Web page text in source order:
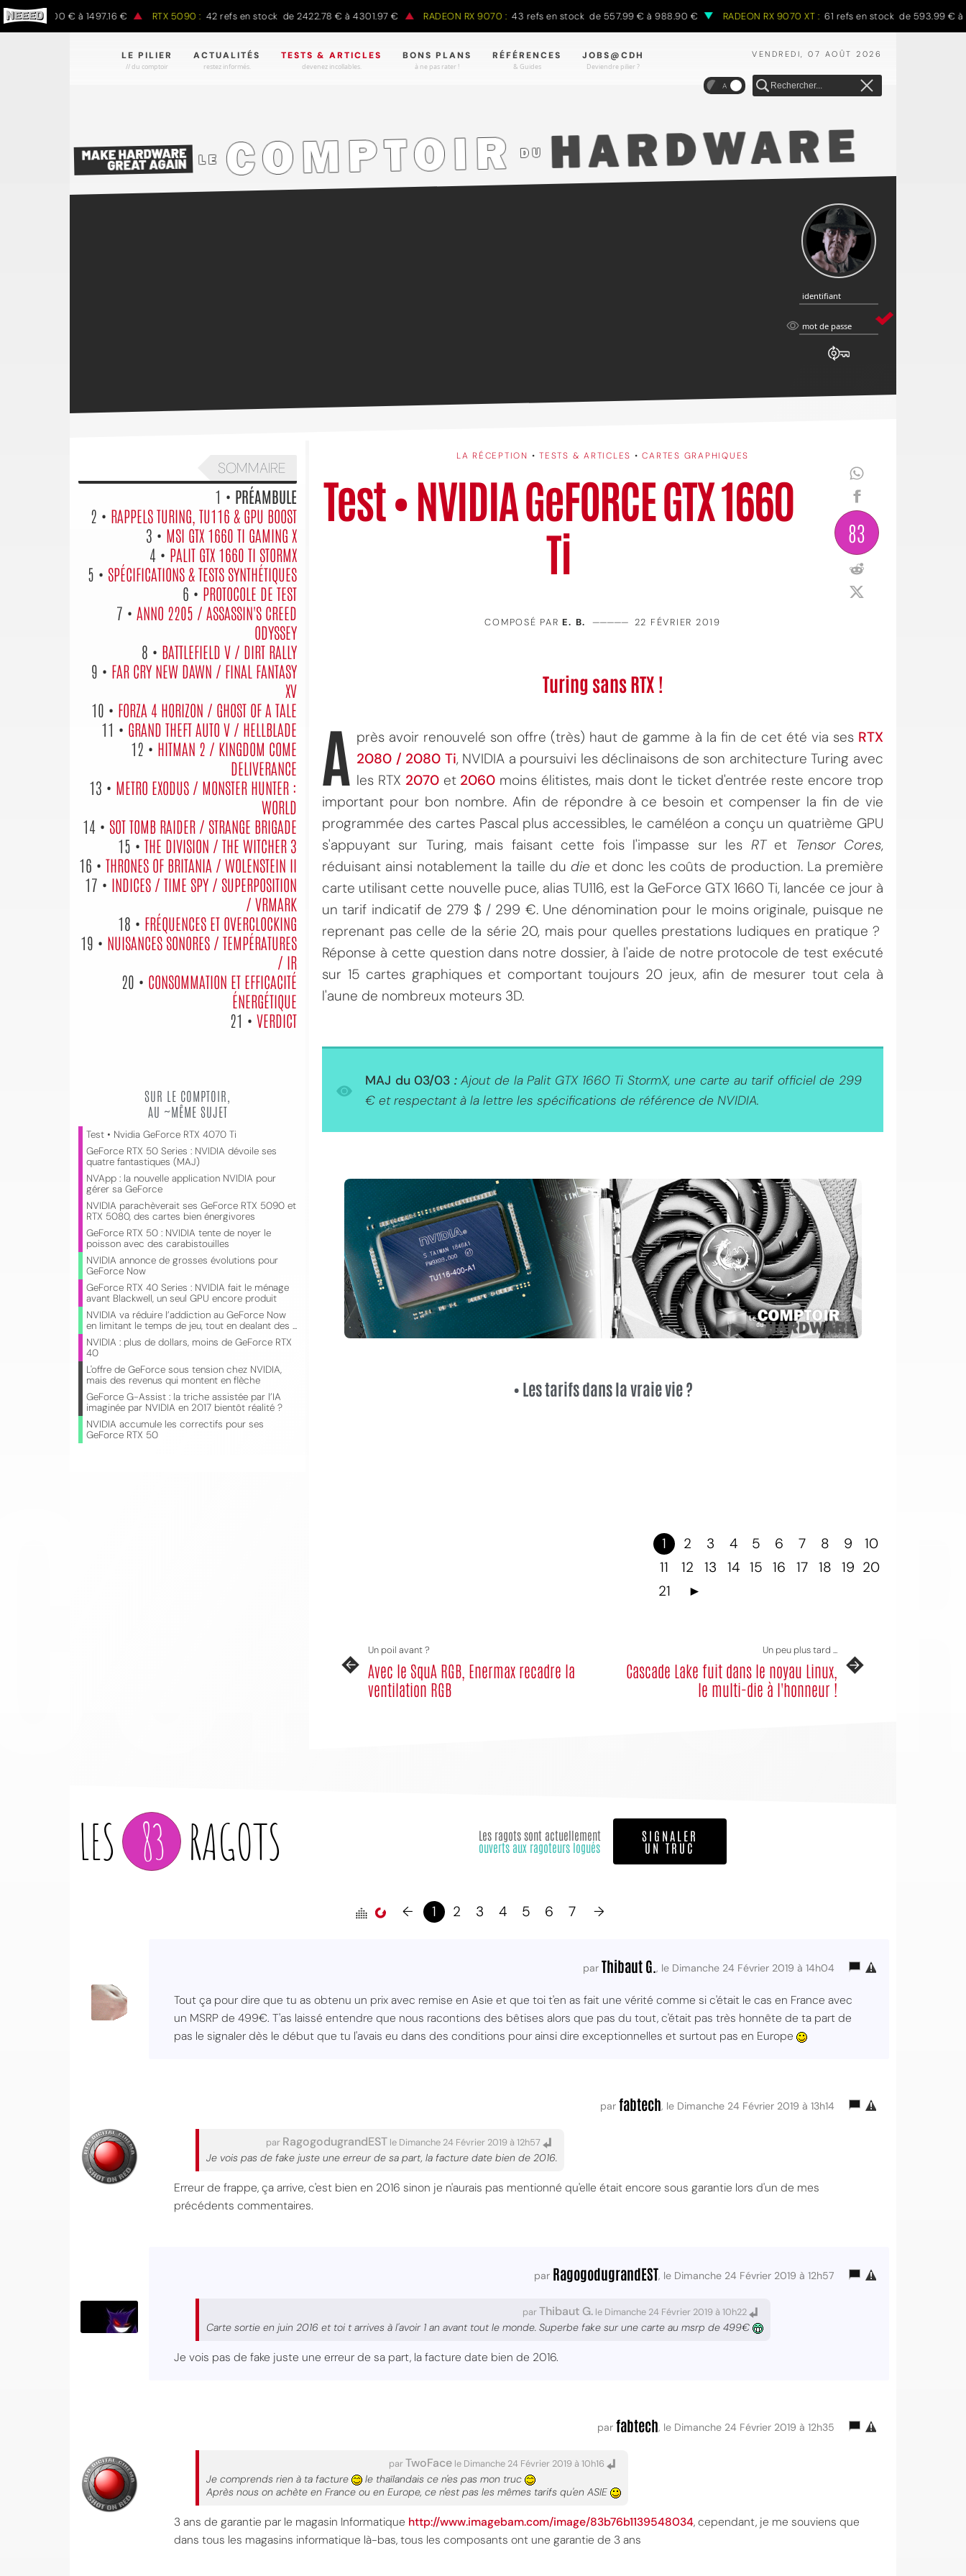
de 797.00 € à 1497.16 € RTX 5090 : 42 refs en stock de 2422.78 € à 4301.97 € RADEON RX 9070 : 43 refs en stock de 557.99 € à 988.90 € RADEON RX 9070 XT : 61 refs en stock de 593.99 € à
VENDREDI, 07 AOÛT 2026
LE PILIER
// du comptoir
ACTUALITÉS
restez informés.
TESTS & ARTICLES
devenez incollables.
BONS PLANS
à ne pas rater !
RÉFÉRENCES
& Guides
JOBS@CDH
Deviendre pilier ?
A
identifiant
identifiant
mot
mot de passe
LA RÉCEPTION •TESTS & ARTICLES •CARTES GRAPHIQUES
Test • NVIDIA GeFORCE GTX 1660
Ti
83
COMPOSÉ PARE. B. ————— 22 FÉVRIER 2019
Turing sans RTX !
A près avoir renouvelé son offre (très) haut de gamme à la fin de cet été via ses RTX
2080 / 2080 Ti, NVIDIA a poursuivi les déclinaisons de son architecture Turing avec
les RTX 2070et 2060 moins élitistes, mais dont le ticket d'entrée reste encore trop
important pour bon nombre. Afin de répondre à ce besoin et compenser la fin de vie
programmée des cartes Pascal plus accessibles, le caméléon a conçu un quatrième GPU
s'appuyant sur Turing, mais faisant cette fois l'impasse sur les RTet Tensor Cores,
réduisant ainsi notablement la taille du die et donc les coûts de production. La première
carte utilisant cette nouvelle puce, alias TU116, est la GeForce GTX 1660 Ti, lancée ce jour à
un tarif indicatif de 279 $ / 299 €. Une dénomination pour le moins originale, puisque ne
reprenant pas celle de la série 20, mais pour quelles prestations ludiques en pratique ?
Réponse à cette question dans notre dossier, à l'aide de notre protocole de test exécuté
sur 15 cartes graphiques et comportant toujours 20 jeux, afin de mesurer tout cela à
l'aune de nombreux moteurs 3D.
MAJ du 03/03 :Ajout de la Palit GTX 1660 Ti StormX, une carte au tarif officiel de 299
€ et respectant à la lettre les spécifications de référence de NVIDIA.
• Les tarifs dans la vraie vie ?
1 2 3 4 5 6 7 8 9
10
11
12 13 14 15 16 17 18 19 20
21
►
Un poil avant ?
Avec le SquA RGB, Enermax recadre la
ventilation RGB
Un peu plus tard ...
Cascade Lake fuit dans le noyau Linux,
le multi-die à l'honneur !
SOMMAIRE
1 • PRÉAMBULE
2 • RAPPELS TURING, TU116 & GPU BOOST
3 • MSI GTX 1660 TI GAMING X
4 • PALIT GTX 1660 TI STORMX
5 • SPÉCIFICATIONS & TESTS SYNTHÉTIQUES
6 • PROTOCOLE DE TEST
7 • ANNO 2205 / ASSASSIN'S CREED
ODYSSEY
8 • BATTLEFIELD V / DIRT RALLY
9 • FAR CRY NEW DAWN / FINAL FANTASY
XV
10 • FORZA 4 HORIZON / GHOST OF A TALE
11 • GRAND THEFT AUTO V / HELLBLADE
12 • HITMAN 2 / KINGDOM COME
DELIVERANCE
13 • METRO EXODUS / MONSTER HUNTER :
WORLD
14 • SOT TOMB RAIDER / STRANGE BRIGADE
15 • THE DIVISION / THE WITCHER 3
16 • THRONES OF BRITANIA / WOLENSTEIN II
17 • INDICES / TIME SPY / SUPERPOSITION
/ VRMARK
18 • FRÉQUENCES ET OVERCLOCKING
19 • NUISANCES SONORES / TEMPÉRATURES
/ IR
20 • CONSOMMATION ET EFFICACITÉ
ÉNERGÉTIQUE
21 • VERDICT
SUR LE COMPTOIR,
AU ~MÊME SUJET
Test • Nvidia GeForce RTX 4070 Ti
GeForce RTX 50 Series : NVIDIA dévoile ses
quatre fantastiques (MAJ)
NVApp : la nouvelle application NVIDIA pour
gérer sa GeForce
NVIDIA parachèverait ses GeForce RTX 5090 et
RTX 5080, des cartes bien énergivores
GeForce RTX 50 : NVIDIA tente de noyer le
poisson avec des carabistouilles
NVIDIA annonce de grosses évolutions pour
GeForce Now
GeForce RTX 40 Series : NVIDIA fait le ménage
avant Blackwell, un seul GPU encore produit
NVIDIA va réduire l’addiction au GeForce Now
en limitant le temps de jeu, tout en dealant des ...
NVIDIA : plus de dollars, moins de GeForce RTX
40
L'offre de GeForce sous tension chez NVIDIA,
mais des revenus qui montent en flèche
GeForce G-Assist : la triche assistée par l’IA
imaginée par NVIDIA en 2017 bientôt réalité ?
NVIDIA accumule les correctifs pour ses
GeForce RTX 50
LES 83 RAGOTS
Les ragots sont actuellement
ouverts aux ragoteurs logués
SIGNALER
UN TRUC
← 1 2 3 4 5 6 7 →
par Thibaut G. , le Dimanche 24 Février 2019 à 14h04
Tout ça pour dire que tu as obtenu un prix avec remise en Asie et que toi t'en as fait une vérité comme si c'était le cas en France avec
un MSRP de 499€. T'as laissé entendre que nous racontions des bêtises alors que pas du tout, c'était pas très honnête de ta part de
pas le signaler dès le début que tu l'avais eu dans des conditions pour ainsi dire exceptionnelles et surtout pas en Europe
par fabtech, le Dimanche 24 Février 2019 à 13h14
par RagogodugrandEST le Dimanche 24 Février 2019 à 12h57
Je vois pas de fake juste une erreur de sa part, la facture date bien de 2016.
Erreur de frappe, ça arrive, c'est bien en 2016 sinon je n'aurais pas mentionné qu'elle était encore sous garantie lors d'un de mes
précédents commentaires.
par RagogodugrandEST, le Dimanche 24 Février 2019 à 12h57
parThibaut G. le Dimanche 24 Février 2019 à 10h22
Carte sortie en juin 2016 et toi t arrives à l'avoir 1 an avant tout le monde. Superbe fake sur une carte au msrp de 499€
Je vois pas de fake juste une erreur de sa part, la facture date bien de 2016.
par fabtech, le Dimanche 24 Février 2019 à 12h35
parTwoFace le Dimanche 24 Février 2019 à 10h16
Je comprends rien à ta facture
le thaïlandais ce n'es pas mon truc
Après nous on achète en France ou en Europe, ce n'est pas les mêmes tarifs qu'en ASIE
3 ans de garantie par le magasin Informatique http://www.imagebam.com/image/83b76b1139548034, cependant, je me souviens que
dans tous les magasins informatique là-bas, tous les composants ont une garantie de 3 ans